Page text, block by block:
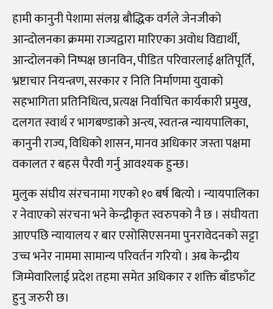
हामी कानुनी पेशामा संलग्न बौद्धिक वर्गले जेनजीको
आन्दोलनका क्रममा राज्यद्वारा मारिएका अवोध विद्यार्थी,
आन्दोलनको निष्पक्ष छानविन, पीडित परिवारलाई क्षतिपूर्ति,
भ्रष्टाचार नियन्त्रण, सरकार र निति निर्माणमा युवाको
सहभागिता प्रतिनिधित्व, प्रत्यक्ष निर्वाचित कार्यकारी प्रमुख,
दलगत स्वार्थ र भागबण्डाकाे अन्त्य, स्वतन्त्र न्यायपालिका,
कानुनी राज्य, विधिको शासन, मानव अधिकार जस्ता पक्षमा
वकालत र बहस पैरवी गर्नु आवश्यक हुन्छ।
मुलुक संघीय संरचनामा गएको १० बर्ष बित्यो । न्यायपालिका
र नेवाएको संरचना भने केन्द्रीकृत स्वरुपको नै छ । संघीयता
आएपछि न्यायालय र बार एसोसिएसनमा पुनरावेदनको सट्टा
उच्च भनेर नाममा सामान्य परिवर्तन गरियो । अब केन्द्रीय
जिम्मेवारिलाई प्रदेश तहमा समेत अधिकार र शक्ति बाँडफाँट
हुनु जरुरी छ।